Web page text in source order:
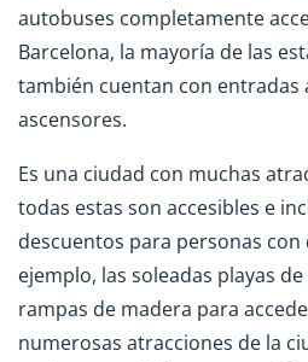
autobuses completamente
Barcelona, la mayoría de las
también cuentan con entradas
ascensores.
Es una ciudad con muchas
todas estas son accesibles e
descuentos para personas con
ejemplo, las soleadas playas
rampas de madera para
numerosas atracciones de la